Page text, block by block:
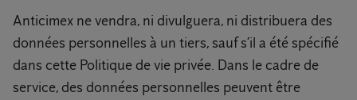
Anticimex ne vendra, ni divulguera, ni distribuera des
données personnelles à un tiers, sauf s’il a été spécifié
dans cette Politique de vie privée. Dans le cadre de
service, des données personnelles peuvent être